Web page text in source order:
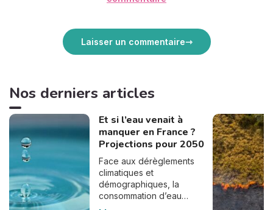
Laisser un commentaire
Nos derniers articles
Et si l’eau venait à
manquer en France ?
Projections pour 2050
Face aux dérèglements
climatiques et
démographiques, la
consommation d’eau
pourrait bien doubler en